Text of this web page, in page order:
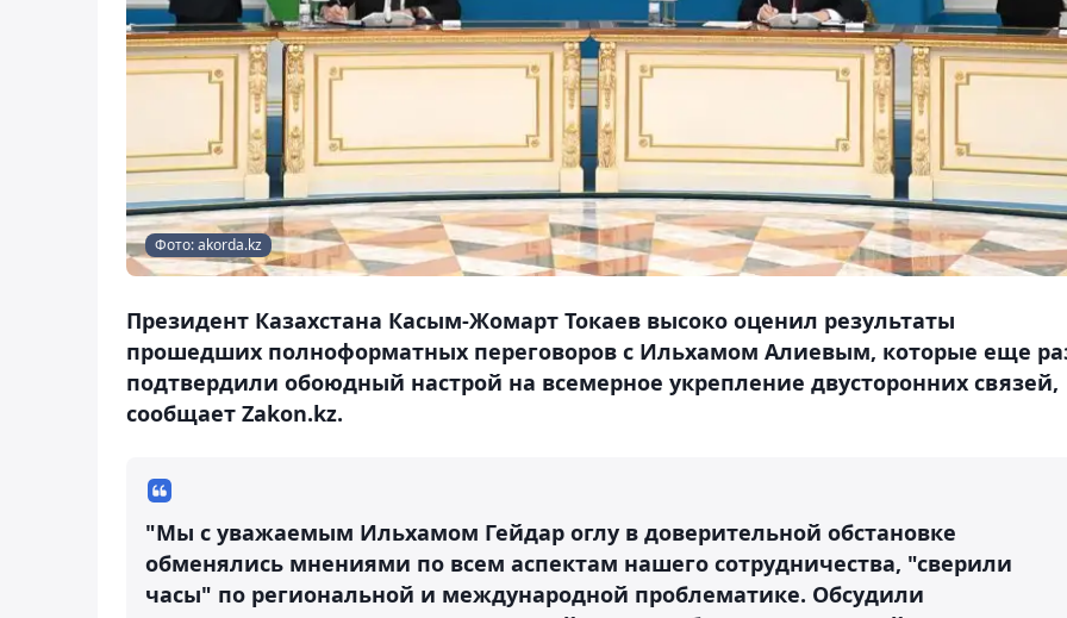
Фото: akorda.kz
Президент Казахстана Касым-Жомарт Токаев высоко оценил результаты
прошедших полноформатных переговоров с Ильхамом Алиевым, которые еще
подтвердили обоюдный настрой на всемерное укрепление двусторонних связей,
сообщает Zakon.kz.
"Мы с уважаемым Ильхамом Гейдар оглу в доверительной обстановке
обменялись мнениями по всем аспектам нашего сотрудничества, "сверили
часы" по региональной и международной проблематике. Обсудили